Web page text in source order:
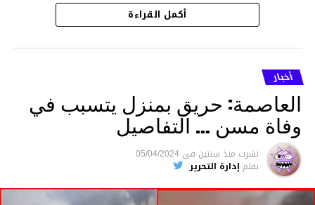
هذا وقد تمكن أعوان مركز الأمن الوطني بحي
هلال في توقيت قياسي من محاصرة المشتبه به
والقبض عليه وإحالته على التحقيق في خصوص
ما نُسبه إليه.
متابعة
قسم الاخبار
أكمل القراءة
أخبار
العاصمة: حريق بمنزل يتسبب في
وفاة مسن … التفاصيل
نشرت منذ سنتين فى 05/04/2024
بقلم إدارة التحرير